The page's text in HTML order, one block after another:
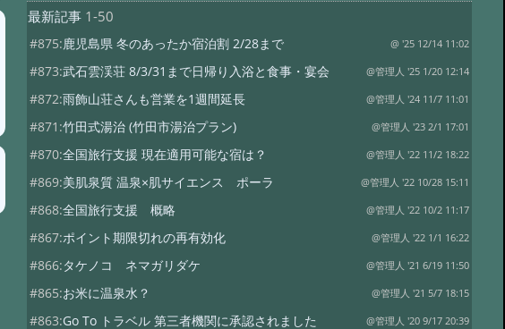
最新記事1-50
#875:鹿児島県 冬のあったか宿泊割 2/28まで @ '25 12/14 11:02
#873:武石雲渓荘 8/3/31まで日帰り入浴と食事・宴会 @管理人 '25 1/20 12:14
#872:雨飾山荘さんも営業を1週間延長 @管理人 '24 11/7 11:01
#871:竹田式湯治 (竹田市湯治プラン) @管理人 '23 2/1 17:01
#870:全国旅行支援 現在適用可能な宿は？ @管理人 '22 11/2 18:22
#869:美肌泉質 温泉×肌サイエンス ポーラ @管理人 '22 10/28 15:11
#868:全国旅行支援 概略 @管理人 '22 10/2 11:17
#867:ポイント期限切れの再有効化 @管理人 '22 1/1 16:22
#866:タケノコ ネマガリダケ @管理人 '21 6/19 11:50
#865:お米に温泉水？ @管理人 '21 5/7 18:15
#863:Go To トラベル 第三者機関に承認されました @管理人 '20 9/17 20:39